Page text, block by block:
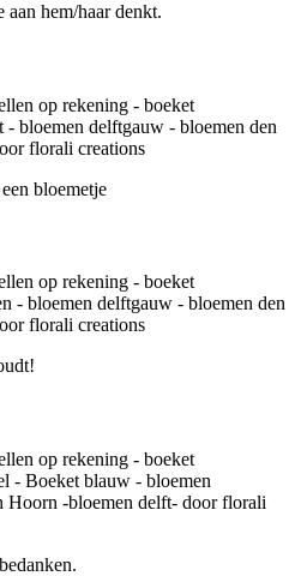
aan hem/haar denkt.
bloemetje